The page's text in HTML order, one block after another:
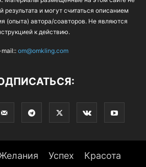
результата и могут считаться описанием
(опыта) автора/соавторов. Не являются
к действию.
mail:: om@omkling.com
Успех
Красота